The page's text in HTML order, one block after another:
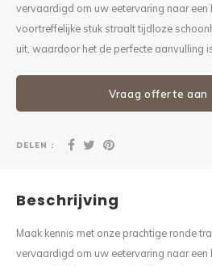
vervaardigd om uw eetervaring naar een
voortreffelijke stuk straalt tijdloze
uit, waardoor het de perfecte aanvulling
Vraag offerte aan
DELEN :
Beschrijving
Maak kennis met onze prachtige ronde
vervaardigd om uw eetervaring naar een